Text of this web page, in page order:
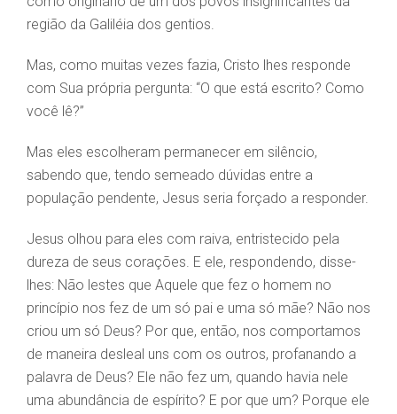
região da Galiléia dos gentios.
Mas, como muitas vezes fazia, Cristo lhes responde
com Sua própria pergunta: “O que está escrito? Como
você lê?”
Mas eles escolheram permanecer em silêncio,
sabendo que, tendo semeado dúvidas entre a
população pendente, Jesus seria forçado a responder.
Jesus olhou para eles com raiva, entristecido pela
dureza de seus corações. E ele, respondendo, disse-
lhes: Não lestes que Aquele que fez o homem no
princípio nos fez de um só pai e uma só mãe? Não nos
criou um só Deus? Por que, então, nos comportamos
de maneira desleal uns com os outros, profanando a
palavra de Deus? Ele não fez um, quando havia nele
uma abundância de espírito? E por que um? Porque ele